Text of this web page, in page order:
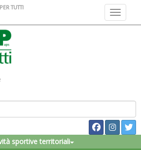
Toggle
TUTTI
sportive territoriali